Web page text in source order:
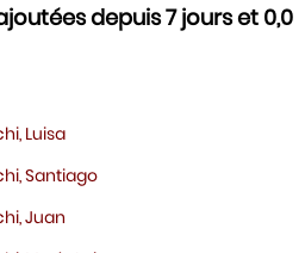
depuis 7 jours et 0,0
Luisa
Santiago
Juan